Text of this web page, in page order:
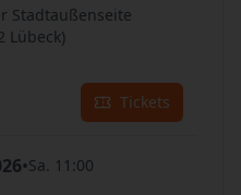
Stadtaußenseite
Lübeck)
Tickets
•Sa. 11:00